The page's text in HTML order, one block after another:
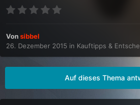
Vonsibbel
26. Dezember 2015 in Kauftipps &
Auf dieses Thema